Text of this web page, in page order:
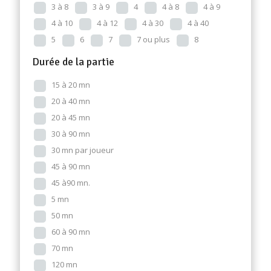
3 à 8
3 à 9 4 4 à 8
4 à 9
4 à 10
4 à 12 4 à 30
4 à 40
5
6 7 7 ou plus 8
Durée de la partie
15 à 20 mn
20 à 40 mn
20 à 45 mn
30 à 90 mn
30 mn par joueur
45 à 90 mn
45 à90 mn.
5 mn
50 mn
60 à 90 mn
70 mn
120 mn